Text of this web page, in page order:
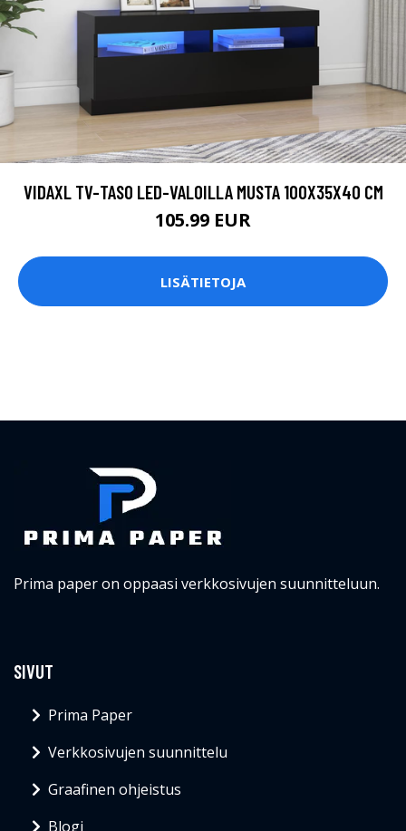
VIDAXL TV-TASO LED-VALOILLA MUSTA 100X35X40 CM
105.99 EUR
LISÄTIETOJA
Prima paper on oppaasi verkkosivujen suunnitteluun.
SIVUT
Prima Paper
Verkkosivujen suunnittelu
Graafinen ohjeistus
Blogi